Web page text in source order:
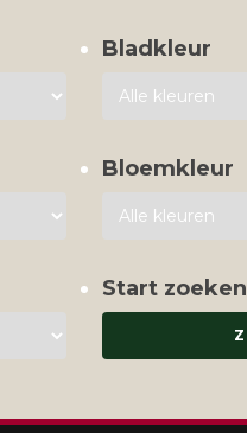
Bladkleur
Bloemkleur
Start zoeken